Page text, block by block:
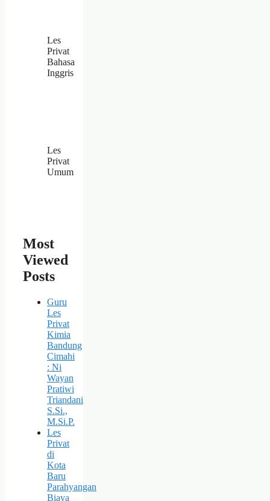
Les
Privat
Bahasa
Inggris
Les
Privat
Umum
Most
Viewed
Posts
Guru
Les
Privat
Kimia
Bandung
Cimahi
: Ni
Wayan
Pratiwi
Triandani
S.Si.,
M.Si.P.
Les
Privat
di
Kota
Baru
Parahyangan
Biaya